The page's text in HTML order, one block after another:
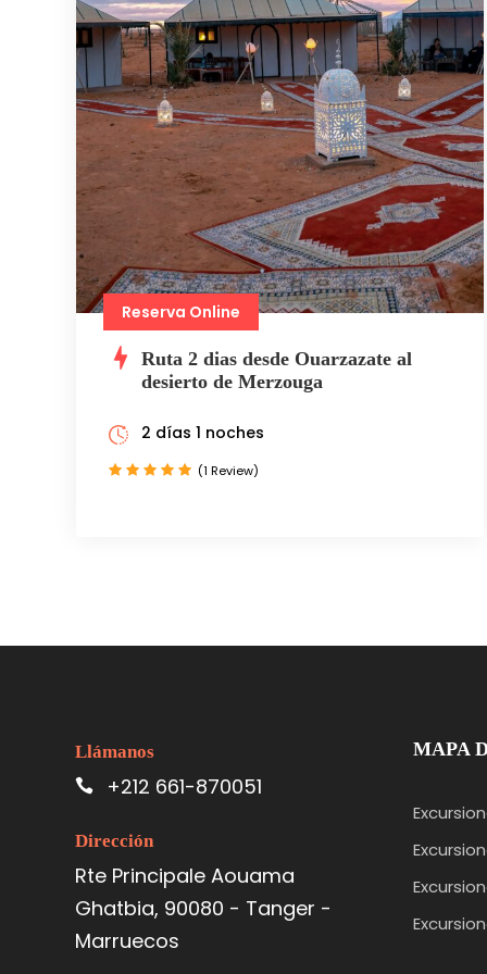
Reserva Online
Ruta 2 dias desde Ouarzazate al
desierto de Merzouga
2 días 1 noches
(1 Review)
Llámanos
+212 661-870051
Dirección
Rte Principale Aouama
Ghatbia, 90080 - Tanger -
Marruecos
MAPA